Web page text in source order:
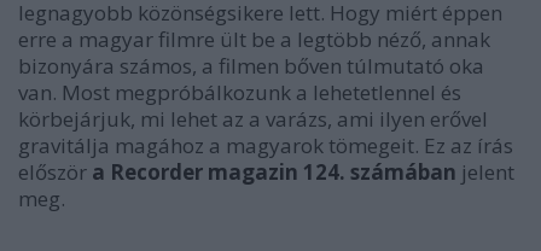
legnagyobb közönségsikere lett. Hogy miért éppen
erre a magyar filmre ült be a legtöbb néző, annak
bizonyára számos, a filmen bőven túlmutató oka
van. Most megpróbálkozunk a lehetetlennel és
körbejárjuk, mi lehet az a varázs, ami ilyen erővel
gravitálja magához a magyarok tömegeit. Ez az írás
először a Recorder magazin 124. számában jelent
meg.